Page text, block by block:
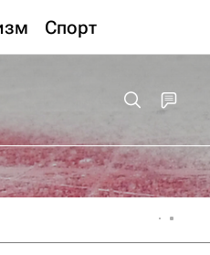
Спорт